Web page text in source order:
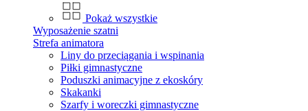
Pokaż wszystkie
Wyposażenie szatni
Strefa animatora
Liny do przeciągania i wspinania
Piłki gimnastyczne
Poduszki animacyjne z ekoskóry
Skakanki
Szarfy i woreczki gimnastyczne